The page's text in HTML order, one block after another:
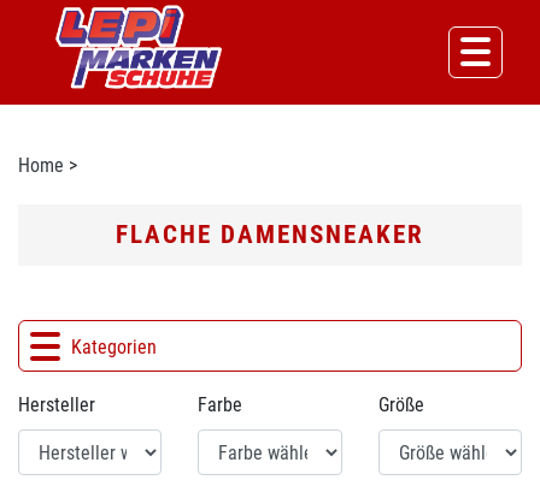
Home >
FLACHE DAMENSNEAKER
Kategorien
Hersteller Farbe Größe